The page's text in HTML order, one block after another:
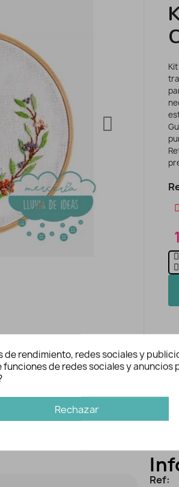
Ref:
rendimiento, redes sociales y
de redes sociales y anuncios
Rechazar